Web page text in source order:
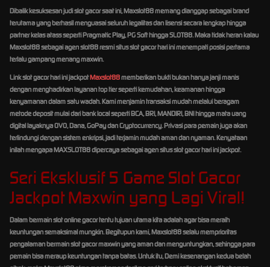
Dibalik kesuksesan judi slot gacor saat ini, Maxslot88 memang dianggap sebagai brand
terutama yang berhasil menguasai seluruh legalitas dan lisensi secara lengkap hingga
partner kelas atass seperti Pragmatic Play, PG Soft hingga SLOT88. Maka tidak heran kalau
Maxslot88 sebagai agen slot88 resmi situs slot gacor hari ini menempati posisi pertama
terlalu gampang menang maxwin.
Link slot gacor hari ini jackpotMaxslot88memberikan bukti bukan hanya janji manis
dengan menghadirkan layanan top tier seperti kemudahan, keamanan hingga
kenyamanan dalam satu wadah. Kami menjamin transaksi mudah melalui beragam
metode deposit mulai dari bank local seperti BCA, BRI, MANDIRI, BNI hingga mata uang
digital layaknya OVO, Dana, GoPay dan Cryptocurrency. Privasi para pemain juga akan
terlindungi dengan sistem enkripsi, jadi terjamin mudah aman dan nyaman. Kenyataan
inilah mengapa MAXSLOT88 dipercaya sebagai agen situs slot gacor hari ini jackpot.
Seri Eksklusif 5 Game Slot Gacor
Jackpot Maxwin yang Lagi Viral!
Dalam bermain slot online gacor tentu tujuan utama kita adalah agar bisa meraih
keuntungan semaksimal mungkin. Begitupun kami, Maxslot88 selalu memprioritas
pengalaman bermain slot gacor maxwin yang aman dan menguntungkan, sehingga para
pemain bisa meraup keuntungan tanpa batas. Untuk itu, Demi kesenangan kedua belah